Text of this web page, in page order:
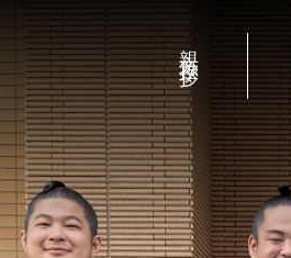
親方挨拶
部屋紹介 力士紹介 後援会